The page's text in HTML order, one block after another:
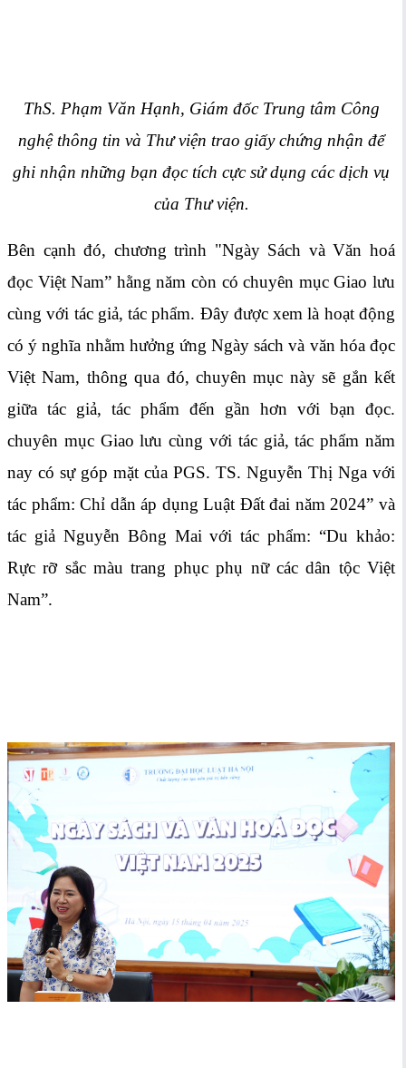
ThS. Phạm Văn Hạnh, Giám đốc Trung tâm Công
nghệ thông tin và Thư viện trao giấy chứng nhận để
ghi nhận những bạn đọc tích cực sử dụng các dịch vụ
của Thư viện.
Bên cạnh đó, chương trình "Ngày Sách và Văn hoá
đọc Việt Nam” hằng năm còn có chuyên mục Giao lưu
cùng với tác giả, tác phẩm. Đây được xem là hoạt động
có ý nghĩa nhằm hưởng ứng Ngày sách và văn hóa đọc
Việt Nam, thông qua đó, chuyên mục này sẽ gắn kết
giữa tác giả, tác phẩm đến gần hơn với bạn đọc.
chuyên mục Giao lưu cùng với tác giả, tác phẩm năm
nay có sự góp mặt của PGS. TS. Nguyễn Thị Nga với
tác phẩm: Chỉ dẫn áp dụng Luật Đất đai năm 2024” và
tác giả Nguyễn Bông Mai với tác phẩm: “Du khảo:
Rực rỡ sắc màu trang phục phụ nữ các dân tộc Việt
Nam”.